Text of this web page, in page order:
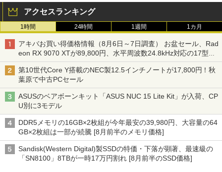
アクセスランキング
1時間 24時間 1週間 1カ月
アキバお買い得価格情報（8月6日～7日調査） お盆セール、Rad
eon RX 9070 XTが89,800円、水平周波数24.8kHz対応の17型モ
ニターが9,801円、暑さ指数連動セール ほか
第10世代Core Y搭載のNEC製12.5インチノートが17,800円！秋
葉原で中古PCセール
ASUSのベアボーンキット「ASUS NUC 15 Lite Kit」が入荷、CP
U別に3モデル
DDR5メモリの16GB×2枚組が今年最安の39,980円、大容量の64
GB×2枚組は一部が続騰 [8月前半のメモリ価格]
Sandisk(Western Digital)製SSDの特価・下落が顕著、最速級の
「SN8100」8TBが一時17万円割れ [8月前半のSSD価格]